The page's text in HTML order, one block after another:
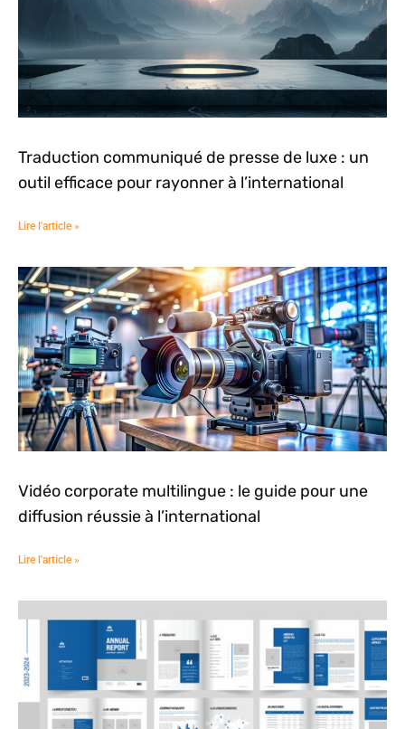
Traduction communiqué de presse de luxe : un
outil efficace pour rayonner à l’international
Lire l'article »
Vidéo corporate multilingue : le guide pour une
diffusion réussie à l’international
Lire l'article »